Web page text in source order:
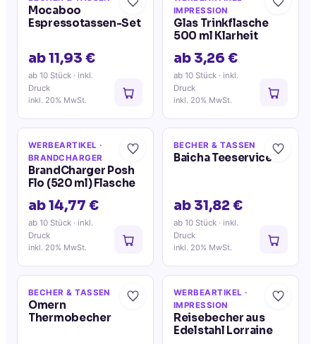
Mocaboo
Espressotassen-Set
ab 11,93 €
ab 10 Stück · inkl.
Druck
inkl. 20% MwSt.
IMPRESSION
Glas Trinkflasche
500 ml Klarheit
ab 3,26 €
ab 10 Stück · inkl.
Druck
inkl. 20% MwSt.
WERBEARTIKEL ·
BRANDCHARGER
BrandCharger Posh
Flo (520 ml) Flasche
ab 14,77 €
ab 10 Stück · inkl.
Druck
inkl. 20% MwSt.
BECHER & TASSEN
Baicha Teeservice
ab 31,82 €
ab 10 Stück · inkl.
Druck
inkl. 20% MwSt.
BECHER & TASSEN
Omern
Thermobecher
WERBEARTIKEL ·
IMPRESSION
Reisebecher aus
Edelstahl Lorraine